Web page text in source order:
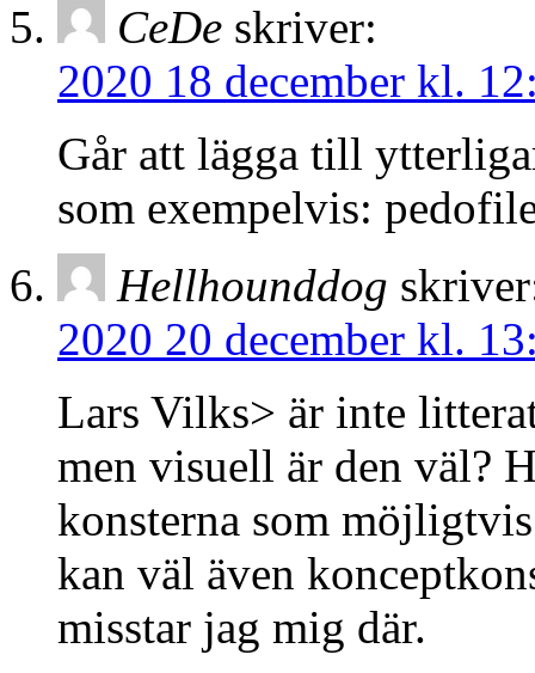
CeDe skriver:
2020 18 december kl.
Går att lägga till
som exempelvis:
Hellhounddog
2020 20 december kl.
Lars Vilks> är inte
men visuell är den väl?
konsterna som
kan väl även
misstar jag mig där.